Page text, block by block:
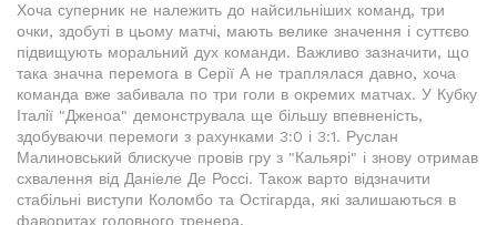
Хоча суперник не належить до найсильніших команд, три
очки, здобуті в цьому матчі, мають велике значення і суттєво
підвищують моральний дух команди. Важливо зазначити, що
така значна перемога в Серії А не траплялася давно, хоча
команда вже забивала по три голи в окремих матчах. У Кубку
Італії "Дженоа" демонструвала ще більшу впевненість,
здобуваючи перемоги з рахунками 3:0 і 3:1. Руслан
Малиновський блискуче провів гру з "Кальярі" і знову отримав
схвалення від Даніеле Де Россі. Також варто відзначити
стабільні виступи Коломбо та Остігарда, які залишаються в
фаворитах головного тренера.